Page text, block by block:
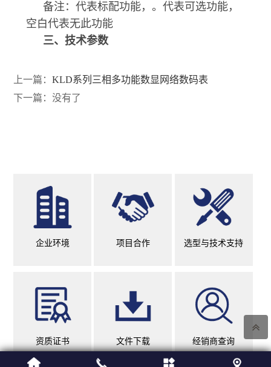
备注：代表标配功能，。代表可选功能，
空白代表无此功能
三、技术参数
上一篇：KLD系列三相多功能数显网络数码表
下一篇：没有了
企业环境 项目合作 选型与技术支持
资质证书 文件下载 经销商查询